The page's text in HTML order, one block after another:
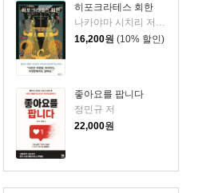
히포크라테스 회한
나카야마 시치리 저/민경욱 역
16,200원 (10% 할인)
좋아요를 팝니다
정민규 저
22,000원